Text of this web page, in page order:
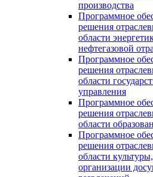
производства
Программное
решения
области
нефтегазовой
Программное
решения
области
управления
Программное
решения
области
Программное
решения
области
организации